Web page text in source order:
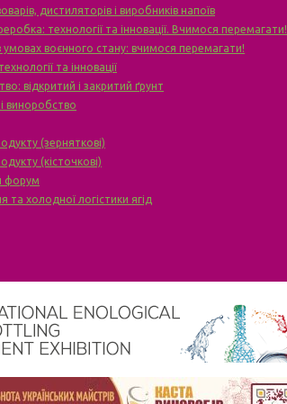
дистиляторів і виробників напоїв
технології та інновації. Вчимося перемагати!
умовах воєнного стану: вчимося перемагати!
та інновації
відкритий і закритий ґрунт
виноробство
(зерняткові)
(кісточкові)
форум
та холодної логістики ягід